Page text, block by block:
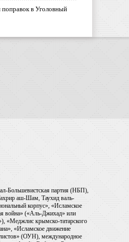
в Уголовный
Большевистская партия (НБП),
аш-Шам, Таухид валь-
корпус», «Исламское
война» («Аль-Джихад» или
«Меджлис крымско-татарского
«Исламское движение
(ОУН), международное